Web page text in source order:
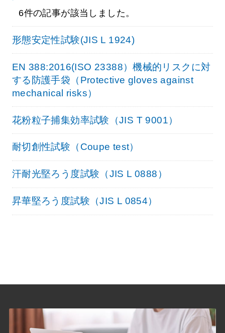
6件の記事が該当しました。
形態安定性試験(JIS L 1924)
EN 388:2016(ISO 23388）機械的リスクに対
する防護手袋（Protective gloves against
mechanical risks）
花粉粒子捕集効率試験（JIS T 9001）
耐切創性試験（Coupe test）
汗耐光堅ろう度試験（JIS L 0888）
昇華堅ろう度試験（JIS L 0854）